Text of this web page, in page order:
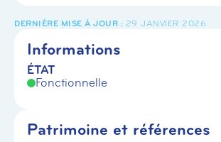
29 JANVIER 2026
Informations
ÉTAT
Fonctionnelle
Patrimoine et références